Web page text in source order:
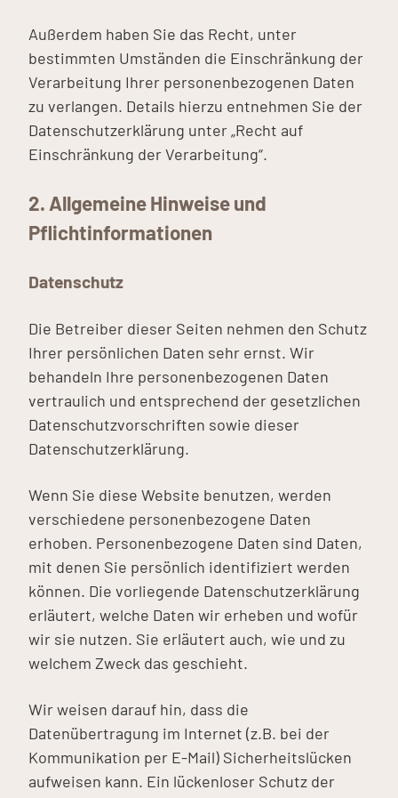
Außerdem haben Sie das Recht, unter
bestimmten Umständen die Einschränkung der
Verarbeitung Ihrer personenbezogenen Daten
zu verlangen. Details hierzu entnehmen Sie der
Datenschutzerklärung unter „Recht auf
Einschränkung der Verarbeitung“.
2. Allgemeine Hinweise und
Pflichtinformationen
Datenschutz
Die Betreiber dieser Seiten nehmen den Schutz
Ihrer persönlichen Daten sehr ernst. Wir
behandeln Ihre personenbezogenen Daten
vertraulich und entsprechend der gesetzlichen
Datenschutzvorschriften sowie dieser
Datenschutzerklärung.
Wenn Sie diese Website benutzen, werden
verschiedene personenbezogene Daten
erhoben. Personenbezogene Daten sind Daten,
mit denen Sie persönlich identifiziert werden
können. Die vorliegende Datenschutzerklärung
erläutert, welche Daten wir erheben und wofür
wir sie nutzen. Sie erläutert auch, wie und zu
welchem Zweck das geschieht.
Wir weisen darauf hin, dass die
Datenübertragung im Internet (z.B. bei der
Kommunikation per E-Mail) Sicherheitslücken
aufweisen kann. Ein lückenloser Schutz der